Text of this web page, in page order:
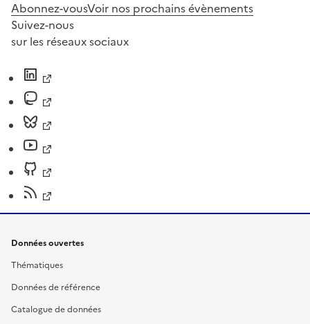
Abonnez-vousVoir nos prochains évènements
Suivez-nous
sur les réseaux sociaux
Données ouvertes
Thématiques
Données de référence
Catalogue de données